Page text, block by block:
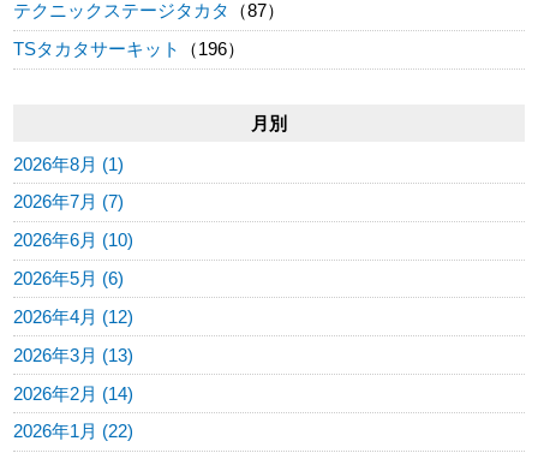
テクニックステージタカタ
（87）
TSタカタサーキット
（196）
月別
2026年8月 (1)
2026年7月 (7)
2026年6月 (10)
2026年5月 (6)
2026年4月 (12)
2026年3月 (13)
2026年2月 (14)
2026年1月 (22)